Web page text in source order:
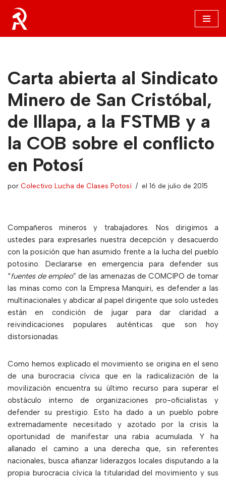
Saltar
al
Carta abierta al Sindicato
Minero de San Cristóbal,
de Illapa, a la FSTMB y a
la COB sobre el conflicto
en Potosí
por Colectivo Lucha de Clases Potosí el 16 de julio de 2015
Compañeros mineros y trabajadores. Nos dirigimos a
ustedes para expresarles nuestra decepción y desacuerdo
con la posición que han asumido frente a la lucha del pueblo
potosino. Declararse en emergencia para defender sus
“fuentes de empleo” de las amenazas de COMCIPO de tomar
las minas como con la Empresa Manquiri, es defender a las
multinacionales y abdicar al papel dirigente que solo ustedes
están en condición de jugar para dar claridad a
reivindicaciones populares auténticas que son hoy
distorsionadas.
Como hemos explicado el movimiento se origina en el seno
de una burocracia cívica que en la radicalización de la
movilización encuentra su último recurso para superar el
obstáculo interno de organizaciones pro-oficialistas y
defender su prestigio. Esto ha dado a un pueblo pobre
extremadamente necesitado y azotado por la crisis la
oportunidad de manifestar una rabia acumulada. Y ha
allanado el camino a una derecha que, sin referentes
nacionales, busca afianzar liderazgos locales disputando a la
propia burocracia cívica la titularidad del movimiento y sus